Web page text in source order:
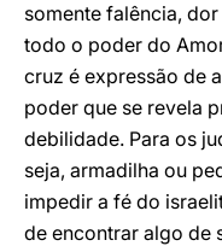
somente falência,
todo o poder do
cruz é expressão de
poder que se revela
debilidade. Para os
seja, armadilha ou
impedir a fé do
de encontrar algo de